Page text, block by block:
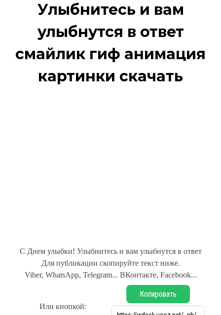
Улыбнитесь и вам
улыбнутся в ответ
смайлик гиф анимация
картинки скачать
С Днем улыбки! Улыбнитесь и вам улыбнутся в ответ
Для публикации скопируйте текст ниже.
Viber, WhatsApp, Telegram... ВКонтакте, Facebook...
Или кнопкой:
Копировать